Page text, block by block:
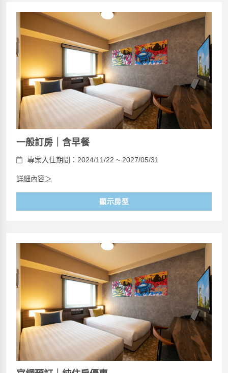
一般訂房｜含早餐
專案入住期間：2024/11/22 ~ 2027/05/31
詳細內容＞
顯示房型